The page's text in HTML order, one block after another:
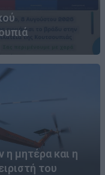
η μητέρα και η
του